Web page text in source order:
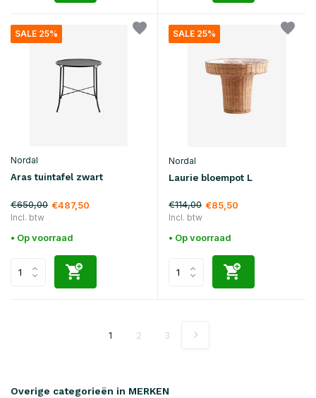
SALE 25%
Nordal
Aras tuintafel zwart
€650,00 €487,50
Incl. btw
• Op voorraad
SALE 25%
Nordal
Laurie bloempot L
€114,00 €85,50
Incl. btw
• Op voorraad
1 2 3
Overige categorieën in MERKEN